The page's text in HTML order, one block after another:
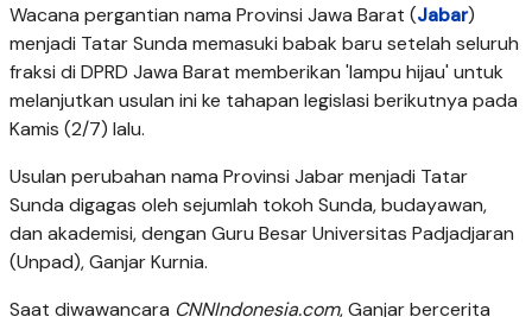
Wacana pergantian nama Provinsi Jawa Barat (Jabar)
menjadi Tatar Sunda memasuki babak baru setelah seluruh
fraksi di DPRD Jawa Barat memberikan 'lampu hijau' untuk
melanjutkan usulan ini ke tahapan legislasi berikutnya pada
Kamis (2/7) lalu.
Usulan perubahan nama Provinsi Jabar menjadi Tatar
Sunda digagas oleh sejumlah tokoh Sunda, budayawan,
dan akademisi, dengan Guru Besar Universitas Padjadjaran
(Unpad), Ganjar Kurnia.
Saat diwawancara CNNIndonesia.com, Ganjar bercerita